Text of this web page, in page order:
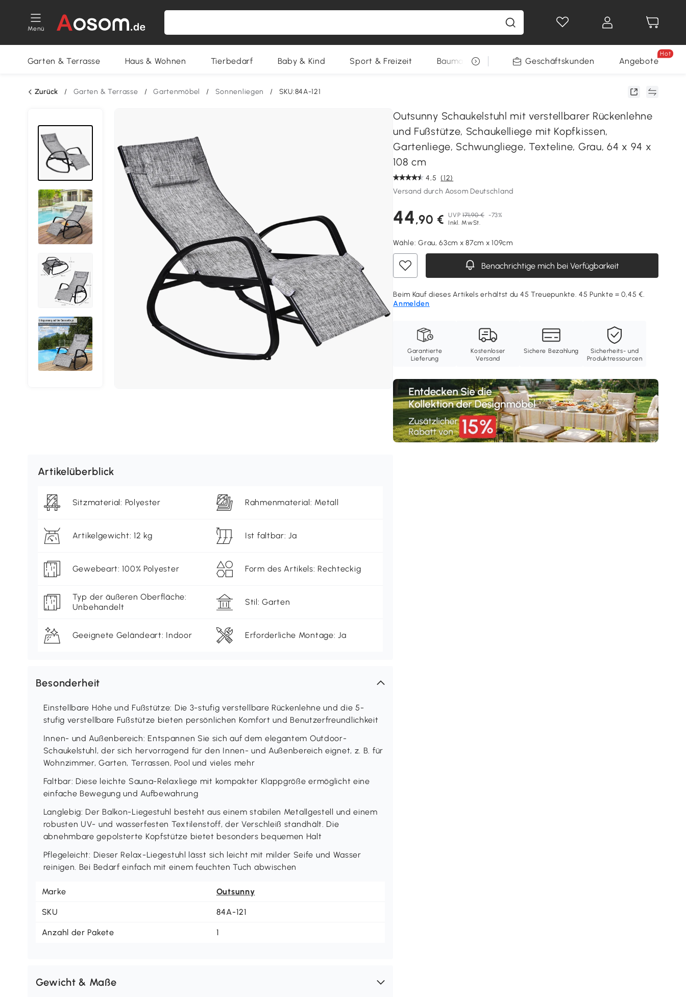
Menü
Gewinnspiele
Garten & Terrasse Haus & Wohnen Tierbedarf Baby & Kind Sport & Freizeit Baumarkt RestpostenGeschäftskunden Angebote
Hot
Zurück / Garten & Terrasse / Gartenmöbel / Sonnenliegen / SKU:84A-121
Outsunny Schaukelstuhl mit verstellbarer Rückenlehne
und Fußstütze, Schaukelliege mit Kopfkissen,
Gartenliege, Schwungliege, Texteline, Grau, 64 x 94 x
108 cm
4,5 (12)
Versand durch Aosom Deutschland
44,90 € UVP 171,90 € -73%
Inkl. MwSt.
Wähle:Grau, 63cm x 87cm x 109cm
Benachrichtige mich bei Verfügbarkeit
Beim Kauf dieses Artikels erhältst du 45 Treuepunkte. 45 Punkte = 0,45 €.
Anmelden
Garantierte
Lieferung
Kostenloser
Versand
Sichere Bezahlung
Sicherheits- und
Produktressourcen
Artikelüberblick
Sitzmaterial: Polyester Rahmenmaterial: Metall
Artikelgewicht: 12 kg Ist faltbar: Ja
Gewebeart: 100% Polyester Form des Artikels: Rechteckig
Typ der äußeren Oberfläche:
Unbehandelt
Stil: Garten
Geeignete Geländeart: Indoor Erforderliche Montage: Ja
Besonderheit
Einstellbare Höhe und Fußstütze: Die 3-stufig verstellbare Rückenlehne und die 5-
stufig verstellbare Fußstütze bieten persönlichen Komfort und Benutzerfreundlichkeit
Innen- und Außenbereich: Entspannen Sie sich auf dem elegantem Outdoor-
Schaukelstuhl, der sich hervorragend für den Innen- und Außenbereich eignet, z. B. für
Wohnzimmer, Garten, Terrassen, Pool und vieles mehr
Faltbar: Diese leichte Sauna-Relaxliege mit kompakter Klappgröße ermöglicht eine
einfache Bewegung und Aufbewahrung
Langlebig: Der Balkon-Liegestuhl besteht aus einem stabilen Metallgestell und einem
robusten UV- und wasserfesten Textilenstoff, der Verschleiß standhält. Die
abnehmbare gepolsterte Kopfstütze bietet besonders bequemen Halt
Pflegeleicht: Dieser Relax-Liegestuhl lässt sich leicht mit milder Seife und Wasser
reinigen. Bei Bedarf einfach mit einem feuchten Tuch abwischen
Marke Outsunny
SKU 84A-121
Anzahl der Pakete 1
Gewicht & Maße